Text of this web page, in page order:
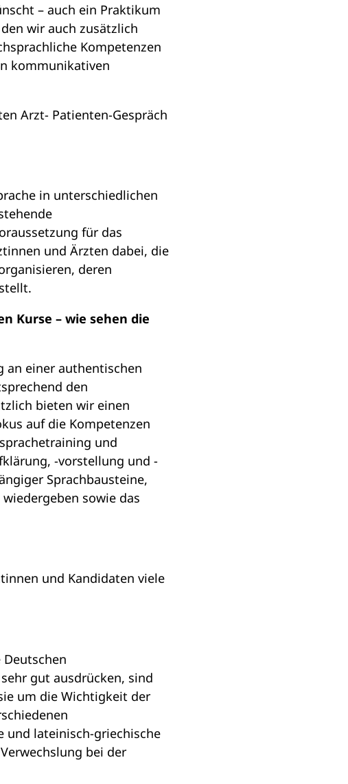
– auch ein Praktikum
wir auch zusätzlich
Kompetenzen
kommunikativen
Arzt- Patienten-Gespräch
in unterschiedlichen
für das
und Ärzten dabei, die
deren
Kurse – wie sehen die
an einer authentischen
den
bieten wir einen
auf die Kompetenzen
und
-vorstellung und -
Sprachbausteine,
sowie das
und Kandidaten viele
gut ausdrücken, sind
um die Wichtigkeit der
und lateinisch-griechische
bei der